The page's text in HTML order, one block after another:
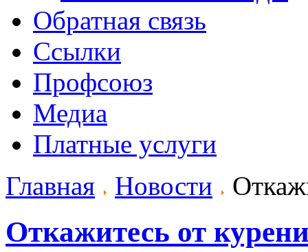
Обратная связь
Ссылки
Профсоюз
Медиа
Платные услуги
Главная
Новости
Откажитесь от